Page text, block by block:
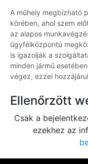
A műhely megbízható
körében, ahol szem
az alapos
ügyfélközpontú
is igazolják a
minden jármű
végez, ezzel
Ellenőrzött
Csak a
ezekhez az